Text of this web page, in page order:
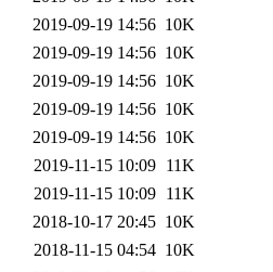
2019-09-19 14:56 10K
2019-09-19 14:56 10K
2019-09-19 14:56 10K
2019-09-19 14:56 10K
2019-09-19 14:56 10K
2019-11-15 10:09 11K
2019-11-15 10:09 11K
2018-10-17 20:45 10K
2018-11-15 04:54 10K